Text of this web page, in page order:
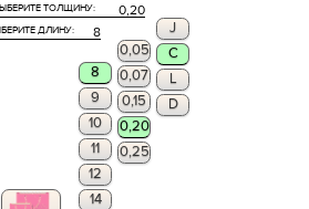
0,20
ТОЛЩИНУ:
8
ДЛИНУ:
J
C
0,05
0,07
0,15
0,20
8
9
10
11
12
14
0,25
L
D